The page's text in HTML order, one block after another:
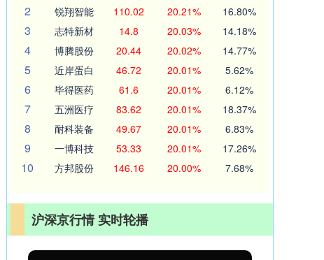
2 锐翔智能 110.02 20.21% 16.80%
3 志特新材 14.8 20.03% 14.18%
4 博腾股份 20.44 20.02% 14.77%
5 近岸蛋白 46.72 20.01% 5.62%
6 毕得医药 61.6 20.01% 6.12%
7 五洲医疗 83.62 20.01% 18.37%
8 耐科装备 49.67 20.01% 6.83%
9 一博科技 53.33 20.01% 17.26%
10 方邦股份 146.16 20.00% 7.68%
沪深京行情 实时轮播